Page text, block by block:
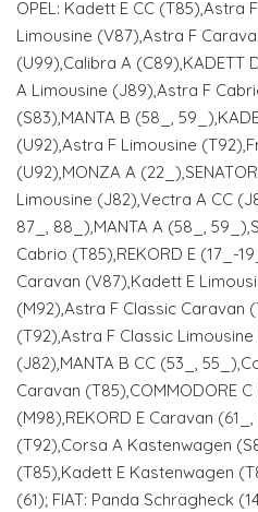
OPEL: Kadett E CC (T85),Astra
Limousine (V87),Astra F
(U99),Calibra A (C89),KADETT
A Limousine (J89),Astra F
(S83),MANTA B (58_,
(U92),Astra F Limousine
(U92),MONZA A
Limousine (J82),Vectra A CC
87_, 88_),MANTA A (58_,
Cabrio (T85),REKORD E (17_-
Caravan (V87),Kadett E
(M92),Astra F Classic Caravan
(T92),Astra F Classic
(J82),MANTA B CC (53_,
Caravan (T85),COMMODORE
(M98),REKORD E Caravan
(T92),Corsa A Kastenwagen
(T85),Kadett E Kastenwagen
(61); FIAT: Panda Schrägheck